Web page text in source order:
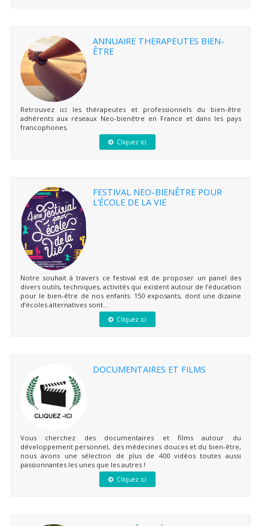
ANNUAIRE THERAPEUTES BIEN-
ÊTRE
Retrouvez ici les thérapeutes et professionnels du bien-être
adhérents aux réseaux Neo-bienêtre en France et dans les pays
francophones.
Cliquez ici
FESTIVAL NEO-BIENÊTRE POUR
L’ÉCOLE DE LA VIE
Notre souhait à travers ce festival est de proposer un panel des
divers outils, techniques, activités qui existent autour de l’éducation
pour le bien-être de nos enfants. 150 exposants, dont une dizaine
d’écoles alternatives sont...
Cliquez ici
DOCUMENTAIRES ET FILMS
Vous cherchez des documentaires et films autour du
développement personnel, des médecines douces et du bien-être,
nous avons une sélection de plus de 400 vidéos toutes aussi
passionnantes les unes que les autres !
Cliquez ici